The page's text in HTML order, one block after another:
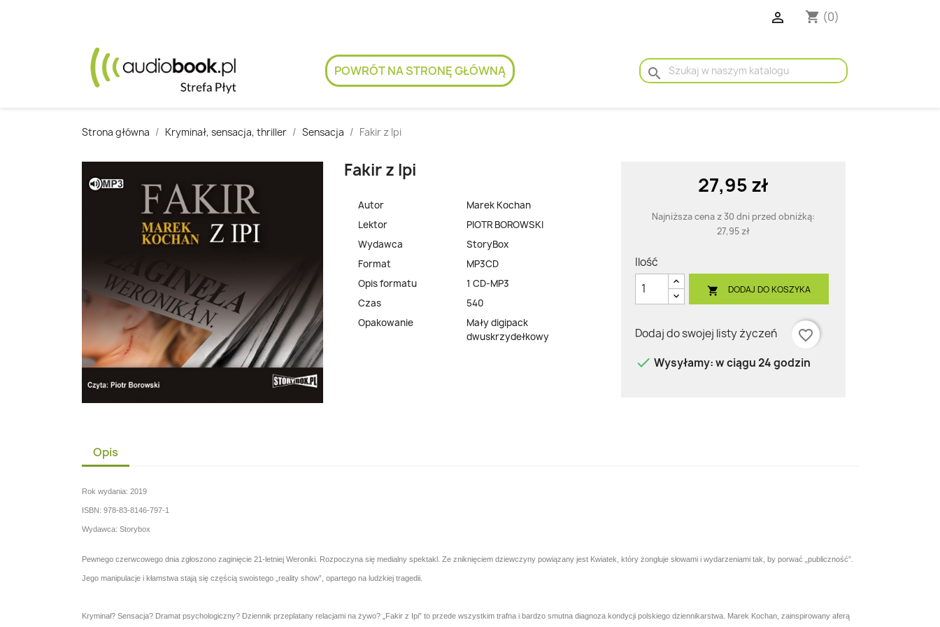
 shopping_cart (0)
POWRÓT NA STRONĘ GŁÓWNĄ search
Strona główna Kryminał, sensacja, thriller Sensacja Fakir z Ipi
Fakir z Ipi
Autor
Marek Kochan
Lektor
PIOTR BOROWSKI
Wydawca
StoryBox
Format
MP3CD
Opis formatu
1 CD-MP3
Czas
540
Opakowanie
Mały digipack
dwuskrzydełkowy
27,95 zł
Najniższa cena z 30 dni przed obniżką:
27,95 zł
Ilość
 DODAJ DO KOSZYKA
Dodaj do swojej listy życzeń
favorite_border
 Wysyłamy: w ciągu 24 godzin
Opis
Rok wydania: 2019
ISBN: 978-83-8146-797-1
Wydawca: Storybox
Pewnego czerwcowego dnia zgłoszono zaginięcie 21-letniej Weroniki. Rozpoczyna się medialny spektakl. Ze zniknięciem dziewczyny powiązany jest Kwiatek, który żongluje słowami i wydarzeniami tak, by porwać „publiczność”.
Jego manipulacje i kłamstwa stają się częścią swoistego „reality show”, opartego na ludzkiej tragedii.
Kryminał? Sensacja? Dramat psychologiczny? Dziennik przeplatany relacjami na żywo? „Fakir z Ipi” to przede wszystkim trafna i bardzo smutna diagnoza kondycji polskiego dziennikarstwa. Marek Kochan, zainspirowany aferą